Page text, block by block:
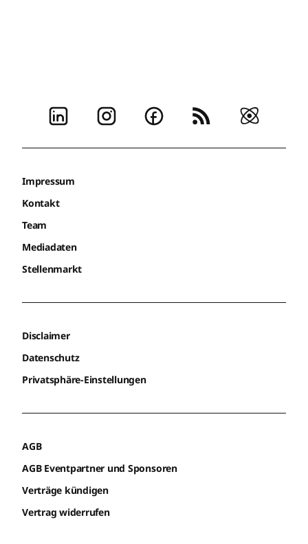
Impressum
Kontakt
Team
Mediadaten
Stellenmarkt
Disclaimer
Datenschutz
Privatsphäre-Einstellungen
AGB
AGB Eventpartner und Sponsoren
Verträge kündigen
Vertrag widerrufen